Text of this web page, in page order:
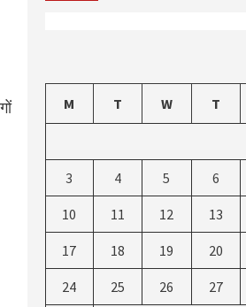
M T W T
3 4 5 6
10 11 12 13
17 18 19 20
24 25 26 27